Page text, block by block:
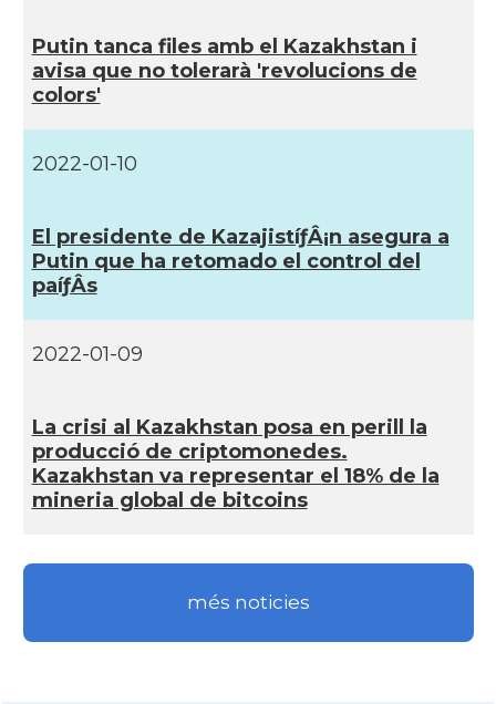
Putin tanca files amb el Kazakhstan i
avisa que no tolerarà 'revolucions de
colors'
2022-01-10
El presidente de KazajistíƒÂ¡n asegura a
Putin que ha retomado el control del
paíƒÂ­s
2022-01-09
La crisi al Kazakhstan posa en perill la
producció de criptomonedes.
Kazakhstan va representar el 18% de la
mineria global de bitcoins
més noticies